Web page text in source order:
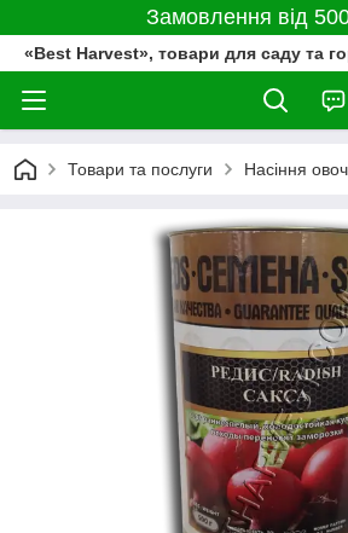
Замовлення від
«Best Harvest», товари для саду та
Товари та послуги Насіння